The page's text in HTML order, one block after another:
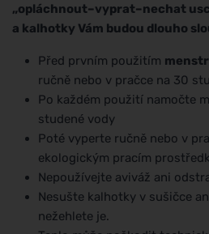
„opláchnout–vyprat–nechat
a kalhotky Vám budou dlouho
Před prvním použitím
ručně nebo v pračce na 30
Po každém použití namočte
studené vody
Poté vyperte ručně nebo v
ekologickým pracím
Nepoužívejte aviváž ani
Nesušte kalhotky v sušičce
nežehlete je.